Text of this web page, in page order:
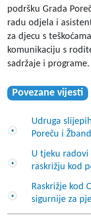
podršku Grada
radu odjela i
za djecu s
komunikaciju s
sadržaje i programe.
Povezane vijesti
Udruga
Poreču i
U tjeku radovi
raskrižju kod
Raskrižje kod
sigurnije za